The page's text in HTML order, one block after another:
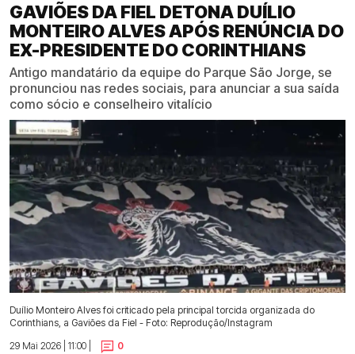
GAVIÕES DA FIEL DETONA DUÍLIO
MONTEIRO ALVES APÓS RENÚNCIA DO
EX-PRESIDENTE DO CORINTHIANS
Antigo mandatário da equipe do Parque São Jorge, se
pronunciou nas redes sociais, para anunciar a sua saída
como sócio e conselheiro vitalício
Duílio Monteiro Alves foi criticado pela principal torcida organizada do
Corinthians, a Gaviões da Fiel - Foto: Reprodução/Instagram
29 Mai 2026 | 11:00 |
0